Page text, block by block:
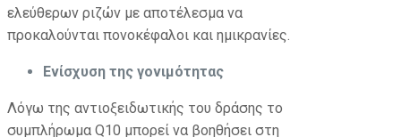
ελεύθερων ριζών με αποτέλεσμα να
προκαλούνται πονοκέφαλοι και ημικρανίες.
Ενίσχυση της γονιμότητας
Λόγω της αντιοξειδωτικής του δράσης το
συμπλήρωμα Q10 μπορεί να βοηθήσει στη